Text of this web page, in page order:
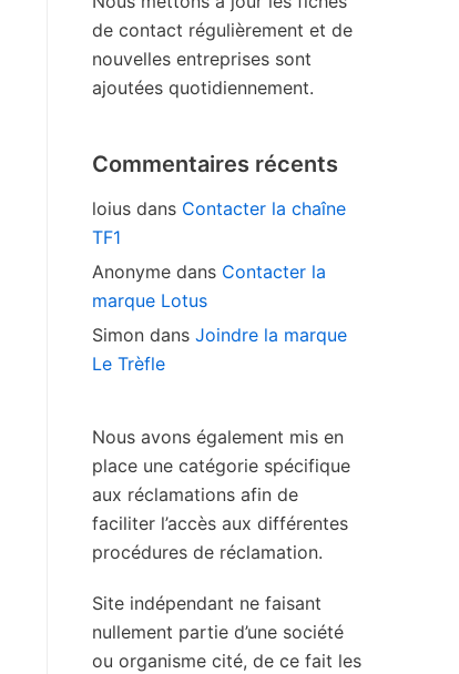
de contact régulièrement et de
nouvelles entreprises sont
ajoutées quotidiennement.
Commentaires récents
loius dans Contacter la chaîne
TF1
Anonyme dans Contacter la
marque Lotus
Simon dans Joindre la marque
Le Trèfle
Nous avons également mis en
place une catégorie spécifique
aux réclamations afin de
faciliter l’accès aux différentes
procédures de réclamation.
Site indépendant ne faisant
nullement partie d’une société
ou organisme cité, de ce fait les